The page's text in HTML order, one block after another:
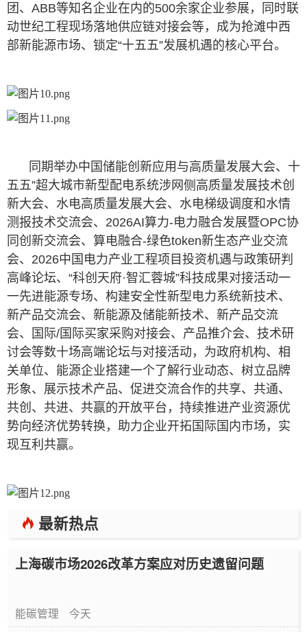
团、ABB等知名企业在内的500余家企业参展，同时联
动世纪工程现场落地供应链对接会等，成为抢滩中西
部新能源市场、锁定“十五五”发展机遇的核心平台。
同期举办中国储能创新应用与高质量发展大会、十
五五”超大城市新型配电系统涉网侧高质量发展技术创
新大会、水电高质量发展大会、水电梯级调度和水情
测报技术交流会、2026AI算力-电力融合发展暨OPC协
同创新交流会、算电融合-绿色token新生态产业交流
会、2026中国电力产业工程项目投资机遇与政策研判
高峰论坛、“科创天府·智汇蓉城”科技成果对接活动一
一先进能源专场、构建安全性新型电力系统新技术、
新产品交流会、新能源及储能新技术、新产品交流
会、国际/国际买家采购对接会、产品推介会、技术研
讨会等数十场高端论坛与对接活动，为政府机构、相
关单位、能源企业搭建一个了解行业动态、树立品牌
形象、展示技术产品、促进交流合作的共享、共通、
共创、共进、共赢的开放平台，持续推进产业资源优
势向经济优势转换，助力企业开拓国际国内市场，实
现互利共赢。
最新热点
上海碳市场2026改革方案应对历史遗留问题
能碳管理 今天